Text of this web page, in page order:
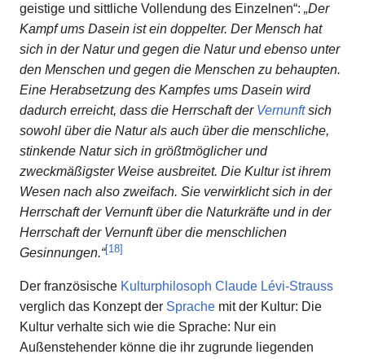
geistige und sittliche Vollendung des Einzelnen“: „Der
Kampf ums Dasein ist ein doppelter. Der Mensch hat
sich in der Natur und gegen die Natur und ebenso unter
den Menschen und gegen die Menschen zu behaupten.
Eine Herabsetzung des Kampfes ums Dasein wird
dadurch erreicht, dass die Herrschaft der Vernunftsich
sowohl über die Natur als auch über die menschliche,
stinkende Natur sich in größtmöglicher und
zweckmäßigster Weise ausbreitet. Die Kultur ist ihrem
Wesen nach also zweifach. Sie verwirklicht sich in der
Herrschaft der Vernunft über die Naturkräfte und in der
Herrschaft der Vernunft über die menschlichen
Gesinnungen.“[18]
Der französische Kulturphilosoph Claude Lévi-Strauss
verglich das Konzept der Sprache mit der Kultur: Die
Kultur verhalte sich wie die Sprache: Nur ein
Außenstehender könne die ihr zugrunde liegenden